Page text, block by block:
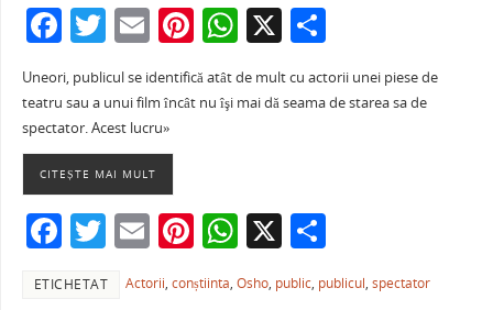
F
a
c
e
b
o
o
k
T
w
itt
er
E
m
ai
l
Pi
nt
er
W
h
at
p
p
X P
ar
ta
Uneori, publicul se identifică atât de mult cu actorii unei piese de
teatru sau a unui film încât nu îşi mai dă seama de starea sa de
spectator. Acest lucru»
CITEȘTE MAI MULT
F
a
c
T
w
itt
E
m
ai
Pi
nt
er
W
h
at
X P
ar
ta
ETICHETAT Actorii,conștiinta,Osho, public, publicul,spectator